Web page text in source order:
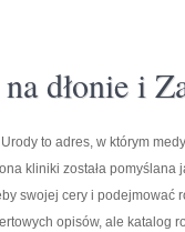
dłonie i
to adres, w którym
kliniki została
swojej cery i podejmować
opisów, ale katalog